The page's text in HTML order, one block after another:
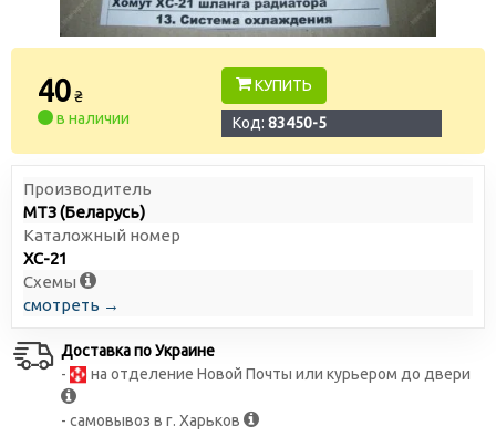
40₴
в наличии
КУПИТЬ
Код: 83450-5
Производитель
МТЗ (Беларусь)
Каталожный номер
ХС-21
Схемы
смотреть →
Доставка по Украине
-
на отделение Новой Почты или курьером до двери
- самовывоз в г. Харьков